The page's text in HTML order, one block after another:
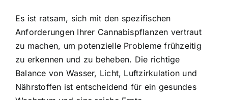
Es ist ratsam, sich mit den spezifischen
Anforderungen Ihrer Cannabispflanzen vertraut
zu machen, um potenzielle Probleme frühzeitig
zu erkennen und zu beheben. Die richtige
Balance von Wasser, Licht, Luftzirkulation und
Nährstoffen ist entscheidend für ein gesundes